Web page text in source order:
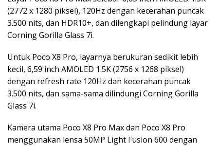
(2772 x 1280 piksel), 120Hz dengan kecerahan puncak
3.500 nits, dan HDR10+, dan dilengkapi pelindung layar
Corning Gorilla Glass 7i.
Untuk Poco X8 Pro, layarnya berukuran sedikit lebih
kecil, 6,59 inch AMOLED 1.5K (2756 x 1268 piksel)
dengan refresh rate 120Hz dan kecerahan puncak
3.500 nits, dan sama-sama dilindungi Corning Gorilla
Glass 7i.
Kamera utama Poco X8 Pro Max dan Poco X8 Pro
menggunakan lensa 50MP Light Fusion 600 dengan